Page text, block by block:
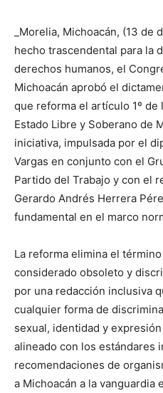
_Morelia, Michoacán, (13 de
hecho trascendental para la
derechos humanos, el
Michoacán aprobó el
que reforma el artículo 1º
Estado Libre y Soberano de
iniciativa, impulsada por el
Vargas en conjunto con el
Partido del Trabajo y con el
Gerardo Andrés Herrera
fundamental en el marco
La reforma elimina el
considerado obsoleto y
por una redacción inclusiva
cualquier forma de
sexual, identidad y
alineado con los estándares
recomendaciones de
a Michoacán a la vanguardia